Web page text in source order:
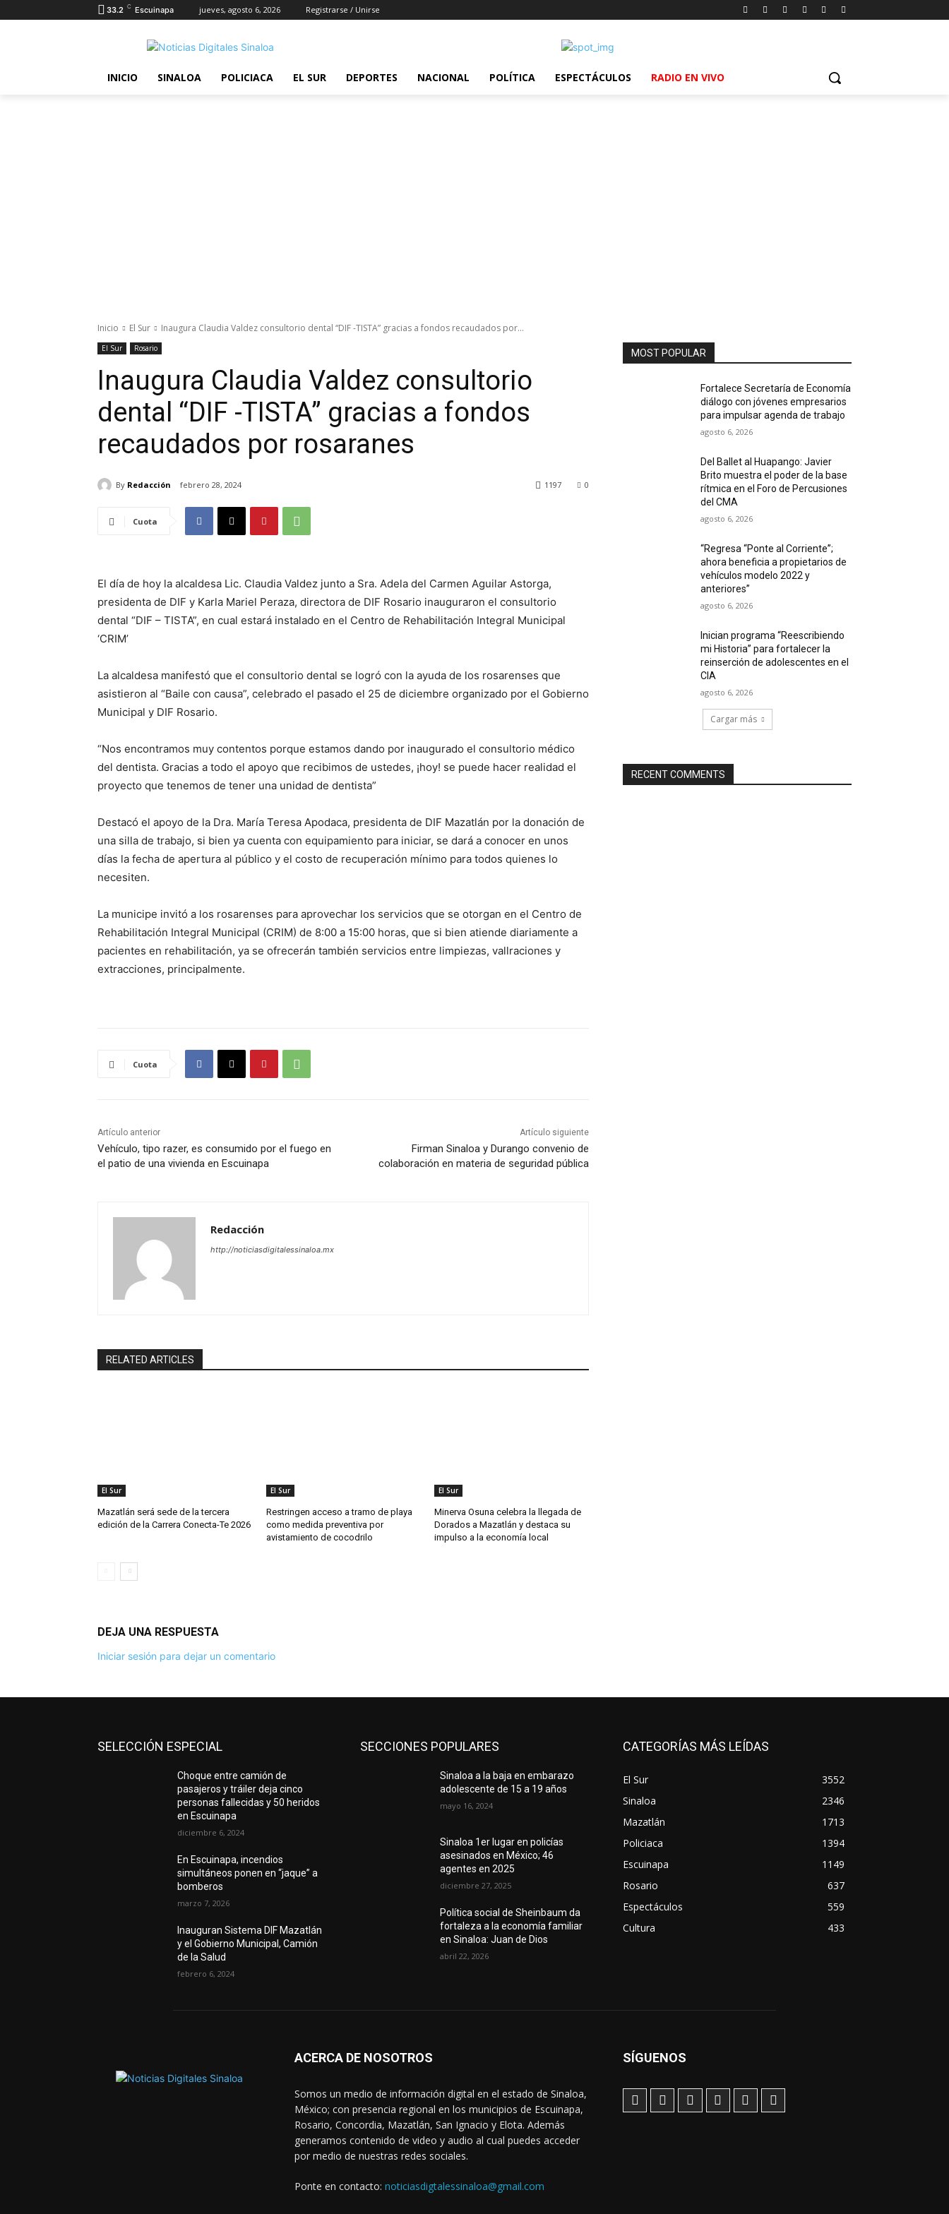
33.2 C Escuinapa jueves, agosto 6, 2026 Registrarse / Unirse
INICIO SINALOA POLICIACA EL SUR DEPORTES NACIONAL POLÍTICA ESPECTÁCULOS RADIO EN VIVO
Inicio El Sur Inaugura Claudia Valdez consultorio dental “DIF -TISTA” gracias a fondos recaudados por...
El Sur Rosario
Inaugura Claudia Valdez consultorio
dental “DIF -TISTA” gracias a fondos
recaudados por rosaranes
By Redacción febrero 28, 2024 0
1197
Cuota
El día de hoy la alcaldesa Lic. Claudia Valdez junto a Sra. Adela del Carmen Aguilar Astorga,
presidenta de DIF y Karla Mariel Peraza, directora de DIF Rosario inauguraron el consultorio
dental “DIF – TISTA”, en cual estará instalado en el Centro de Rehabilitación Integral Municipal
‘CRIM’
La alcaldesa manifestó que el consultorio dental se logró con la ayuda de los rosarenses que
asistieron al “Baile con causa”, celebrado el pasado el 25 de diciembre organizado por el Gobierno
Municipal y DIF Rosario.
“Nos encontramos muy contentos porque estamos dando por inaugurado el consultorio médico
del dentista. Gracias a todo el apoyo que recibimos de ustedes, ¡hoy! se puede hacer realidad el
proyecto que tenemos de tener una unidad de dentista”
Destacó el apoyo de la Dra. María Teresa Apodaca, presidenta de DIF Mazatlán por la donación de
una silla de trabajo, si bien ya cuenta con equipamiento para iniciar, se dará a conocer en unos
días la fecha de apertura al público y el costo de recuperación mínimo para todos quienes lo
necesiten.
La municipe invitó a los rosarenses para aprovechar los servicios que se otorgan en el Centro de
Rehabilitación Integral Municipal (CRIM) de 8:00 a 15:00 horas, que si bien atiende diariamente a
pacientes en rehabilitación, ya se ofrecerán también servicios entre limpiezas, vallraciones y
extracciones, principalmente.
Cuota
Artículo anterior
Vehículo, tipo razer, es consumido por el fuego en
el patio de una vivienda en Escuinapa
Artículo siguiente
Firman Sinaloa y Durango convenio de
colaboración en materia de seguridad pública
Redacción
http://noticiasdigitalessinaloa.mx
RELATED ARTICLES
El Sur
Mazatlán será sede de la tercera
edición de la Carrera Conecta-Te 2026
El Sur
Restringen acceso a tramo de playa
como medida preventiva por
avistamiento de cocodrilo
El Sur
Minerva Osuna celebra la llegada de
Dorados a Mazatlán y destaca su
impulso a la economía local
DEJA UNA RESPUESTA
Iniciar sesión para dejar un comentario
MOST POPULAR
Fortalece Secretaría de Economía
diálogo con jóvenes empresarios
para impulsar agenda de trabajo
agosto 6, 2026
Del Ballet al Huapango: Javier
Brito muestra el poder de la base
rítmica en el Foro de Percusiones
del CMA
agosto 6, 2026
“Regresa “Ponte al Corriente”;
ahora beneficia a propietarios de
vehículos modelo 2022 y
anteriores”
agosto 6, 2026
Inician programa “Reescribiendo
mi Historia” para fortalecer la
reinserción de adolescentes en el
CIA
agosto 6, 2026
Cargar más
RECENT COMMENTS
SELECCIÓN ESPECIAL
Choque entre camión de
pasajeros y tráiler deja cinco
personas fallecidas y 50 heridos
en Escuinapa
diciembre 6, 2024
En Escuinapa, incendios
simultáneos ponen en “jaque” a
bomberos
marzo 7, 2026
Inauguran Sistema DIF Mazatlán
y el Gobierno Municipal, Camión
de la Salud
febrero 6, 2024
SECCIONES POPULARES
Sinaloa a la baja en embarazo
adolescente de 15 a 19 años
mayo 16, 2024
Sinaloa 1er lugar en policías
asesinados en México; 46
agentes en 2025
diciembre 27, 2025
Política social de Sheinbaum da
fortaleza a la economía familiar
en Sinaloa: Juan de Dios
abril 22, 2026
CATEGORÍAS MÁS LEÍDAS
El Sur
3552
Sinaloa
2346
Mazatlán
1713
Policiaca
1394
Escuinapa
1149
Rosario
637
Espectáculos
559
Cultura
433
ACERCA DE NOSOTROS
Somos un medio de información digital en el estado de Sinaloa,
México; con presencia regional en los municipios de Escuinapa,
Rosario, Concordia, Mazatlán, San Ignacio y Elota. Además
generamos contenido de video y audio al cual puedes acceder
por medio de nuestras redes sociales.
Ponte en contacto: noticiasdigtalessinaloa@gmail.com
SÍGUENOS